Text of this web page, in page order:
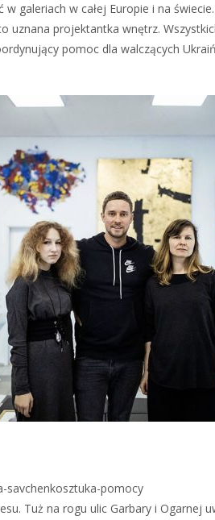
galeriach w całej Europie i na
projektantka wnętrz.
pomoc dla walczących
pomocy
Tuż na rogu ulic Garbary i